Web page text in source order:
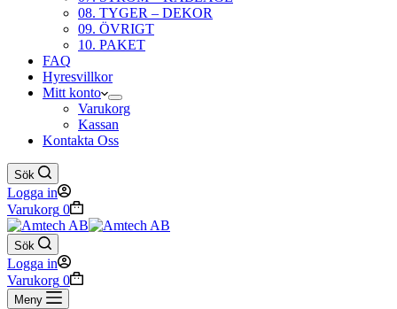
08. TYGER – DEKOR
09. ÖVRIGT
10. PAKET
FAQ
Hyresvillkor
Mitt konto
Varukorg
Kassan
Kontakta Oss
Sök
Logga in
Varukorg 0
Sök
Logga in
Varukorg 0
Meny